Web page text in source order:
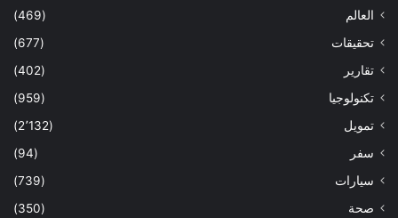
العالم
(469)
تحقيقات
(677)
تقارير
(402)
تكنولوجيا
(959)
تمويل
(2٬132)
سفر
(94)
سيارات
(739)
صحة
(350)